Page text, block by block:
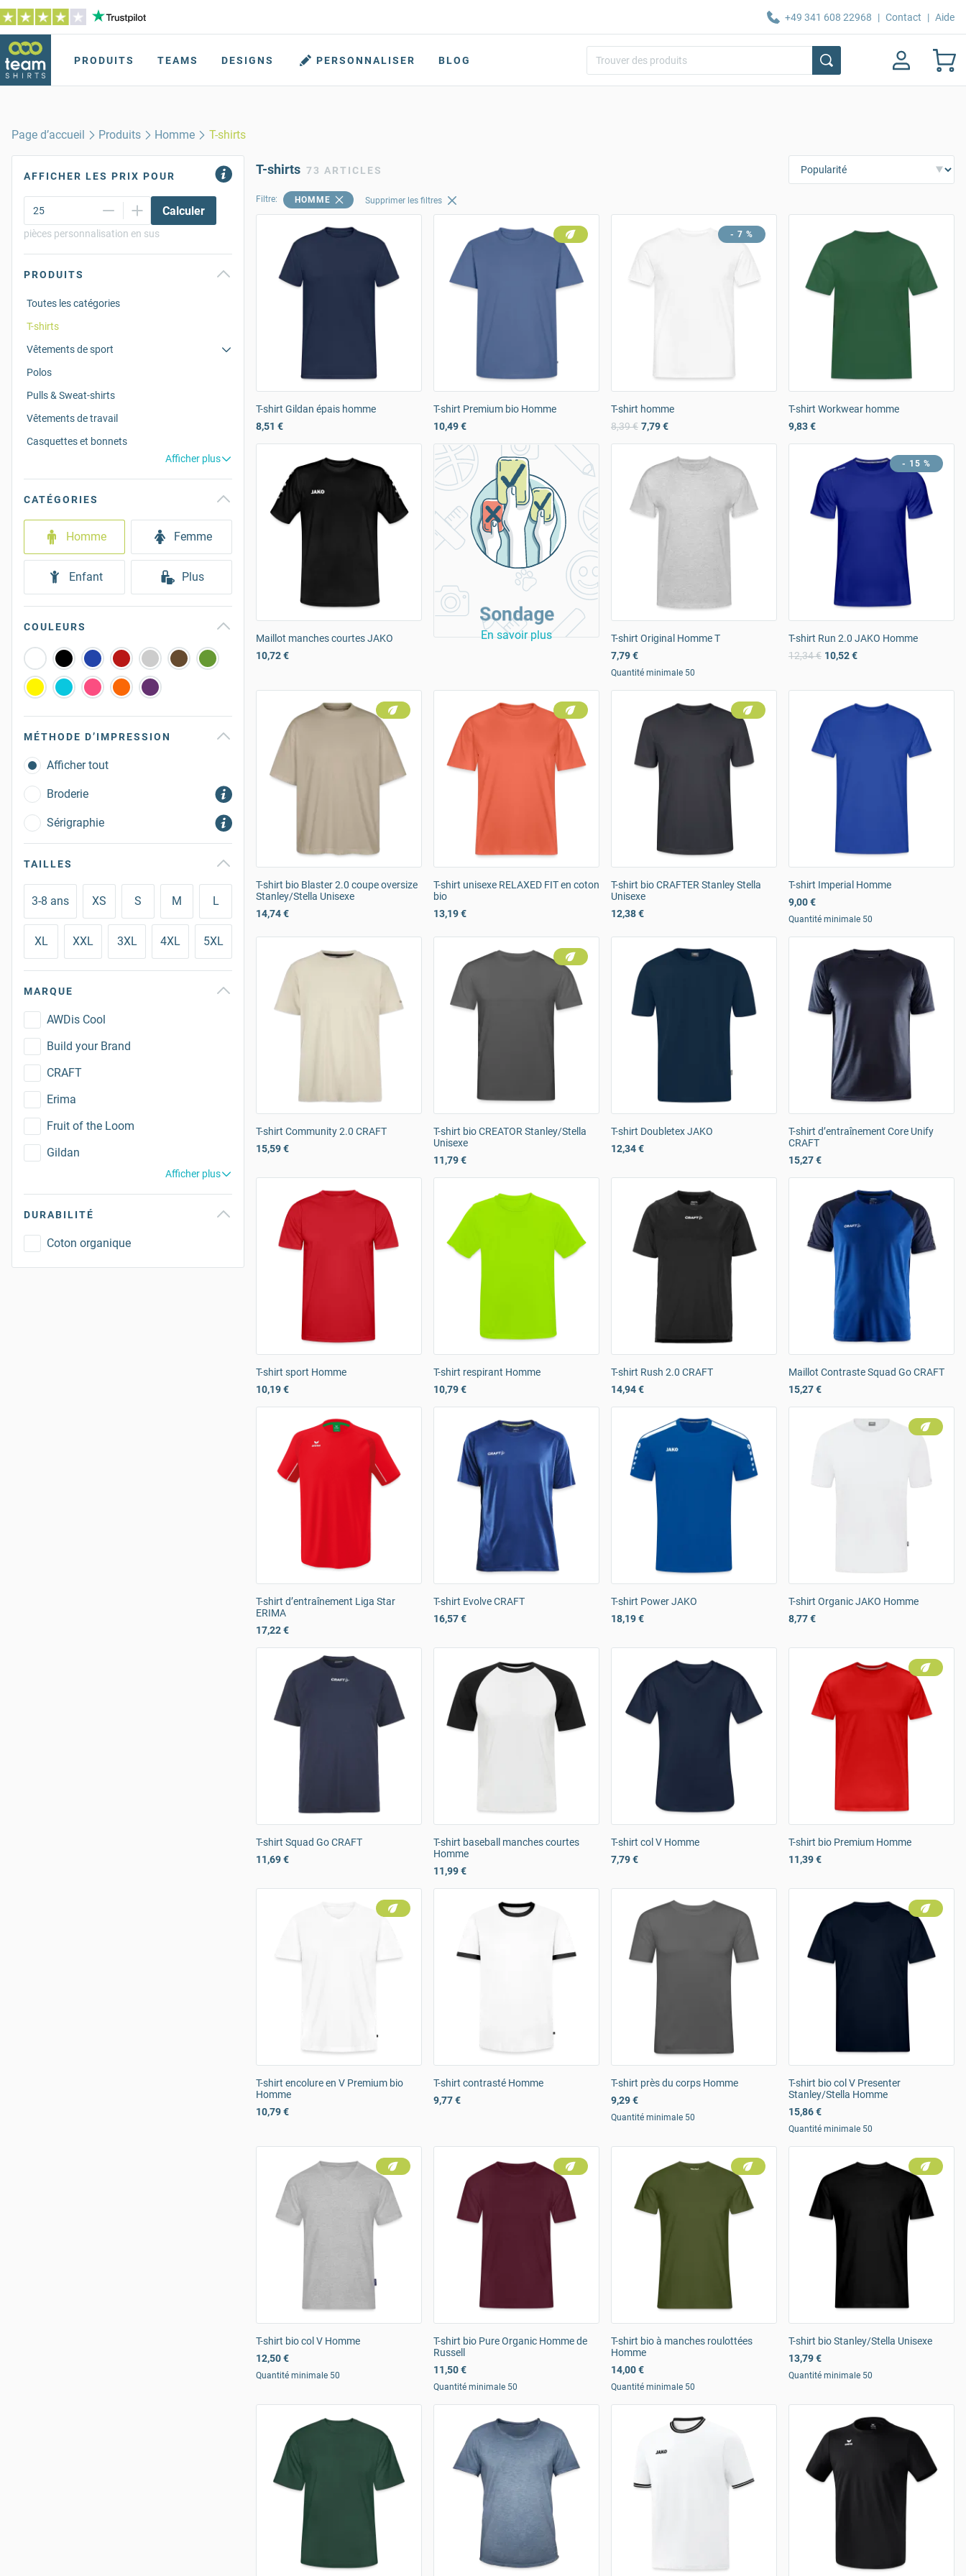
+49 341 608 22968 | Contact | Aide
PRODUITS TEAMS DESIGNS PERSONNALISER BLOG
Page d’accueil Produits Homme T-shirts
AFFICHER LES PRIX POUR
Calculer
pièces personnalisation en sus
PRODUITS
Toutes les catégories
T-shirts
Vêtements de sport
Polos
Pulls & Sweat-shirts
Vêtements de travail
Casquettes et bonnets
Afficher plus
CATÉGORIES
Homme Femme
Enfant Plus
COULEURS
MÉTHODE D’IMPRESSION
Afficher tout
Broderie
Sérigraphie
TAILLES
3-8 ans XS S M L
XL XXL 3XL 4XL 5XL
MARQUE
AWDis Cool
Build your Brand
CRAFT
Erima
Fruit of the Loom
Gildan
Afficher plus
DURABILITÉ
Coton organique
T-shirts 73 ARTICLES
Filtre: HOMME Supprimer les filtres
T-shirt Gildan épais homme
8,51 €
T-shirt Premium bio Homme
10,49 €
- 7 %
T-shirt homme
8,39 € 7,79 €
T-shirt Workwear homme
9,83 €
Maillot manches courtes JAKO
10,72 €
Sondage
En savoir plus
T-shirt Original Homme T
7,79 €
Quantité minimale 50
- 15 %
T-shirt Run 2.0 JAKO Homme
12,34 € 10,52 €
T-shirt bio Blaster 2.0 coupe oversize
Stanley/Stella Unisexe
14,74 €
T-shirt unisexe RELAXED FIT en coton
bio
13,19 €
T-shirt bio CRAFTER Stanley Stella
Unisexe
12,38 €
T-shirt Imperial Homme
9,00 €
Quantité minimale 50
T-shirt Community 2.0 CRAFT
15,59 €
T-shirt bio CREATOR Stanley/Stella
Unisexe
11,79 €
T-shirt Doubletex JAKO
12,34 €
T-shirt d’entraînement Core Unify
CRAFT
15,27 €
T-shirt sport Homme
10,19 €
T-shirt respirant Homme
10,79 €
T-shirt Rush 2.0 CRAFT
14,94 €
Maillot Contraste Squad Go CRAFT
15,27 €
T-shirt d’entraînement Liga Star
ERIMA
17,22 €
T-shirt Evolve CRAFT
16,57 €
T-shirt Power JAKO
18,19 €
T-shirt Organic JAKO Homme
8,77 €
T-shirt Squad Go CRAFT
11,69 €
T-shirt baseball manches courtes
Homme
11,99 €
T-shirt col V Homme
7,79 €
T-shirt bio Premium Homme
11,39 €
T-shirt encolure en V Premium bio
Homme
10,79 €
T-shirt contrasté Homme
9,77 €
T-shirt près du corps Homme
9,29 €
Quantité minimale 50
T-shirt bio col V Presenter
Stanley/Stella Homme
15,86 €
Quantité minimale 50
T-shirt bio col V Homme
12,50 €
Quantité minimale 50
T-shirt bio Pure Organic Homme de
Russell
11,50 €
Quantité minimale 50
T-shirt bio à manches roulottées
Homme
14,00 €
Quantité minimale 50
T-shirt bio Stanley/Stella Unisexe
13,79 €
Quantité minimale 50